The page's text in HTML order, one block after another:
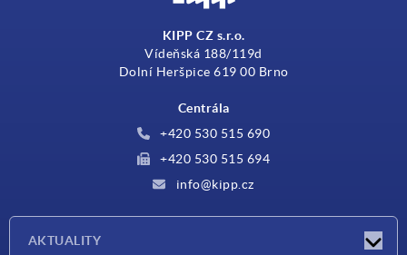
KIPP CZ s.r.o.
Vídeňská 188/119d
Dolní Heršpice 619 00 Brno
Centrála
+420 530 515 690
+420 530 515 694
info@kipp.cz
AKTUALITY